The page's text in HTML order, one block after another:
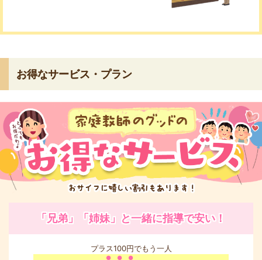
お得なサービス・プラン
「兄弟」「姉妹」と一緒に指導で安い！
プラス100円でもう一人